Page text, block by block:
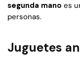
segunda mano es
personas.
Juguetes